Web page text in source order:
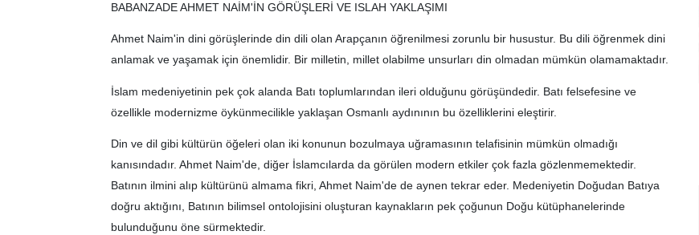
BABANZADE AHMET NAİM'İN GÖRÜŞLERİ VE ISLAH YAKLAŞIMI
Ahmet Naim'in dini görüşlerinde din dili olan Arapçanın öğrenilmesi zorunlu bir husustur. Bu dili öğrenmek dini
anlamak ve yaşamak için önemlidir. Bir milletin, millet olabilme unsurları din olmadan mümkün olamamaktadır.
İslam medeniyetinin pek çok alanda Batı toplumlarından ileri olduğunu görüşündedir. Batı felsefesine ve
özellikle modernizme öykünmecilikle yaklaşan Osmanlı aydınının bu özelliklerini eleştirir.
Din ve dil gibi kültürün öğeleri olan iki konunun bozulmaya uğramasının telafisinin mümkün olmadığı
kanısındadır. Ahmet Naim'de, diğer İslamcılarda da görülen modern etkiler çok fazla gözlenmemektedir.
Batının ilmini alıp kültürünü almama fikri, Ahmet Naim'de de aynen tekrar eder. Medeniyetin Doğudan Batıya
doğru aktığını, Batının bilimsel ontolojisini oluşturan kaynakların pek çoğunun Doğu kütüphanelerinde
bulunduğunu öne sürmektedir.